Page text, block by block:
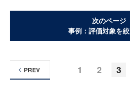
次のページ
事例：評価対象を
1 2 3
PREV